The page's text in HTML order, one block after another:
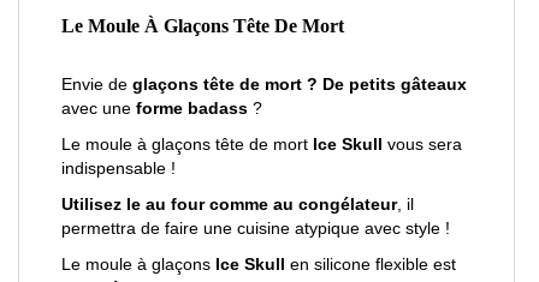
Le Moule À Glaçons Tête De Mort
Envie de glaçons tête de mort ? De petits gâteaux
avec une forme badass ?
Le moule à glaçons tête de mort Ice Skull vous sera
indispensable !
Utilisez le au four comme au congélateur, il
permettra de faire une cuisine atypique avec style !
Le moule à glaçons Ice Skull en silicone flexible est